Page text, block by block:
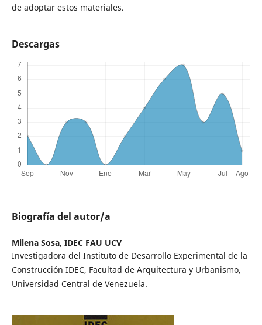
de adoptar estos materiales.
Descargas
Biografía del autor/a
Milena Sosa, IDEC FAU UCV
Investigadora del Instituto de Desarrollo Experimental de la
Construcción IDEC, Facultad de Arquitectura y Urbanismo,
Universidad Central de Venezuela.